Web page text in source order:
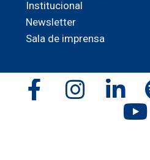
Institucional
Newsletter
Sala de imprensa